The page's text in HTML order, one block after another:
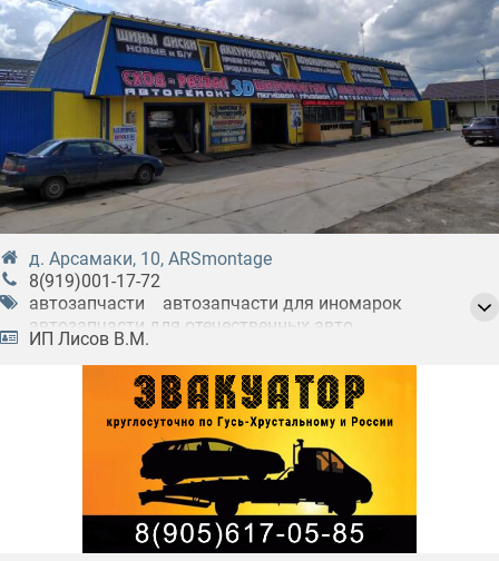
д. Арсамаки, 10, ARSmontage
8(919)001-17-72
автозапчасти
автозапчасти для иномарок
автозапчасти для отечественных авто
автосервисы
аргонодуговая сварка
балансировка колес
балансировка мотоколес
диагностика электрики
запчасти для иномарок
колесные диски
колесные диски б/у
прием аккумуляторов
ремонт автомобилей
ремонт автоэлектрики
сход-развал 3D
шиномонтаж грузовых автомобилей
шиномонтаж легковых автомобилей
шины
ИП Лисов В.М.